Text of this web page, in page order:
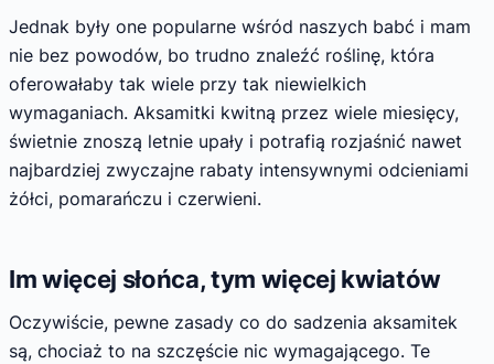
Jednak były one popularne wśród naszych babć i mam
nie bez powodów, bo trudno znaleźć roślinę, która
oferowałaby tak wiele przy tak niewielkich
wymaganiach. Aksamitki kwitną przez wiele miesięcy,
świetnie znoszą letnie upały i potrafią rozjaśnić nawet
najbardziej zwyczajne rabaty intensywnymi odcieniami
żółci, pomarańczu i czerwieni.
Im więcej słońca, tym więcej kwiatów
Oczywiście, pewne zasady co do sadzenia aksamitek
są, chociaż to na szczęście nic wymagającego. Te